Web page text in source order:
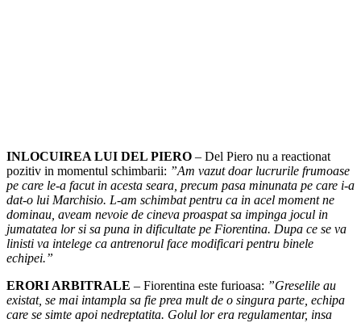
INLOCUIREA LUI DEL PIERO – Del Piero nu a reactionat
pozitiv in momentul schimbarii: ”Am vazut doar lucrurile frumoase
pe care le-a facut in acesta seara, precum pasa minunata pe care i-a
dat-o lui Marchisio. L-am schimbat pentru ca in acel moment ne
dominau, aveam nevoie de cineva proaspat sa impinga jocul in
jumatatea lor si sa puna in dificultate pe Fiorentina. Dupa ce se va
linisti va intelege ca antrenorul face modificari pentru binele
echipei.”
ERORI ARBITRALE – Fiorentina este furioasa: ”Greselile au
existat, se mai intampla sa fie prea mult de o singura parte, echipa
care se simte apoi nedreptatita. Golul lor era regulamentar, insa